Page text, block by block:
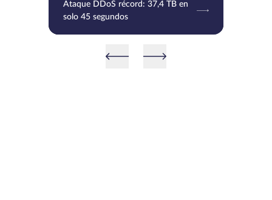
Ataque DDoS récord: 37,4 TB en
solo 45 segundos